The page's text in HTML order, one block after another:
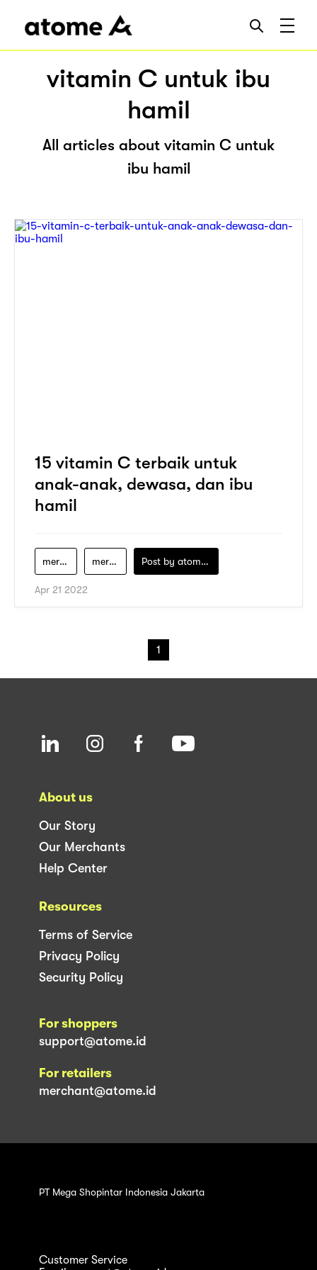
vitamin C untuk ibu
hamil
All articles about vitamin C untuk
ibu hamil
15 vitamin C terbaik untuk
anak-anak, dewasa, dan ibu
hamil
merek-vitamin-c-yang-bagus merek-vitamin-c-yang-bagus-untuk-penderita-diabetes Post by atomeind
Apr 21 2022
1
About us
Our Story
Our Merchants
Help Center
Resources
Terms of Service
Privacy Policy
Security Policy
For shoppers
support@atome.id
For retailers
merchant@atome.id
PT Mega Shopintar Indonesia Jakarta
Customer Service